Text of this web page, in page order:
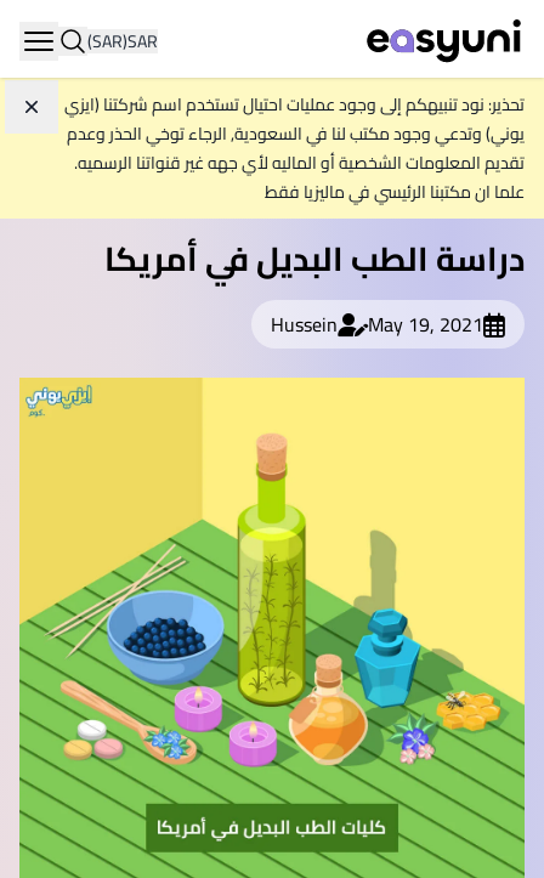
SAR
(SAR)
تحذير: نود تنبيهكم إلى وجود عمليات احتيال تستخدم اسم شركتنا (ايزي
يوني) وتدعي وجود مكتب لنا في السعودية, الرجاء توخي الحذر وعدم
تقديم المعلومات الشخصية أو الماليه لأي جهه غير قنواتنا الرسميه.
علما ان مكتبنا الرئيسي في ماليزيا فقط
دراسة الطب البديل في أمريكا
May 19, 2021
Hussein